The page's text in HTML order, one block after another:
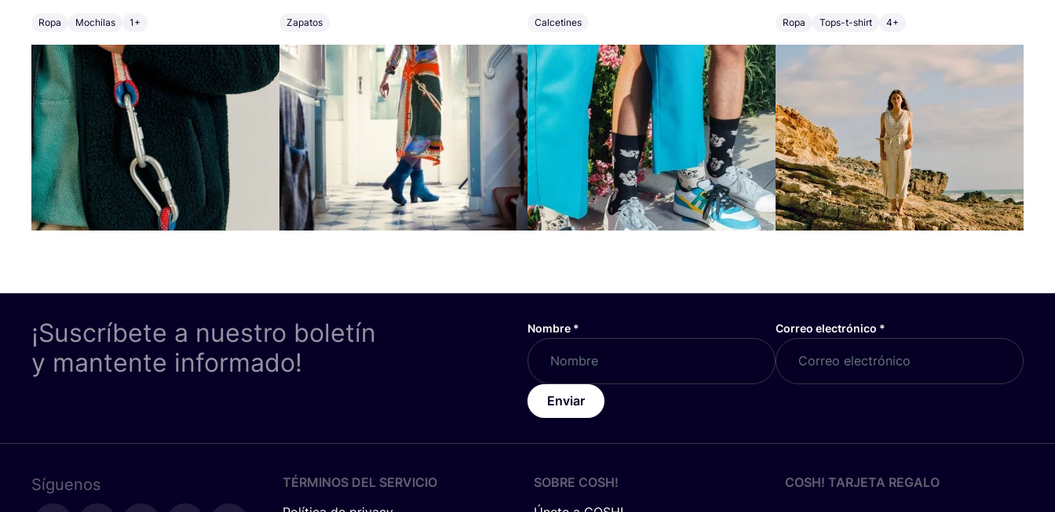
Ropa Mochilas 1+ Zapatos Calcetines Ropa Tops-t-shirt 4+
¡Suscríbete a nuestro boletín
y mantente informado!
Nombre * Correo electrónico *
Enviar
Síguenos
TÉRMINOS DEL SERVICIO
SOBRE COSH!
COSH! TARJETA REGALO